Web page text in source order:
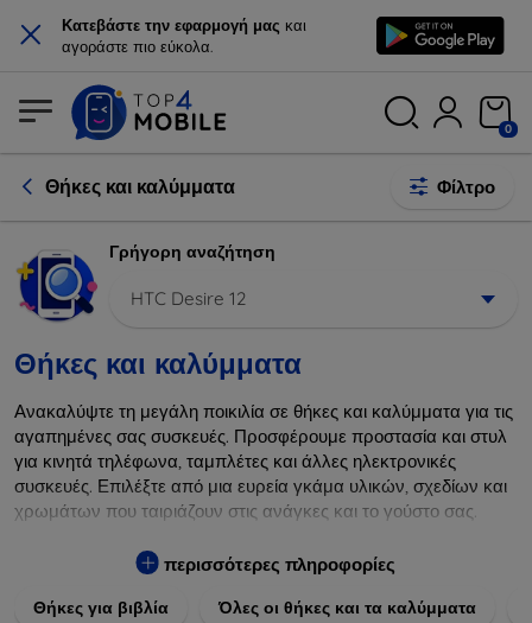
× Κατεβάστε την εφαρμογή μας και
αγοράστε πιο εύκολα.
0
Θήκες και καλύμματα Φίλτρο
Γρήγορη αναζήτηση
HTC Desire 12
Θήκες και καλύμματα
Ανακαλύψτε τη μεγάλη ποικιλία σε θήκες και καλύμματα για τις
αγαπημένες σας συσκευές. Προσφέρουμε προστασία και στυλ
για κινητά τηλέφωνα, ταμπλέτες και άλλες ηλεκτρονικές
συσκευές. Επιλέξτε από μια ευρεία γκάμα υλικών, σχεδίων και
χρωμάτων που ταιριάζουν στις ανάγκες και το γούστο σας.
πτώσεις και άλλες φθορές, ενώ παράλληλα δίνετε ένα
και τη διάρκεια ζωής των συσκευών σας με τις κορυφαίες
περισσότερες πληροφορίες
Θήκες για βιβλία Όλες οι θήκες και τα καλύμματα